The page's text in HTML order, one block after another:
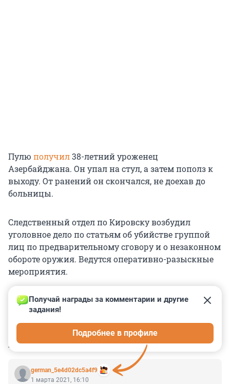
Пулю получил38-летний уроженец
Азербайджана. Он упал на стул, а затем пополз к
выходу. От ранений он скончался, не доехав до
больницы.
Следственный отдел по Кировску возбудил
уголовное дело по статьям об убийстве группой
лиц по предварительному сговору и о незаконном
обороте оружия. Ведутся оперативно-разыскные
мероприятия.
КОММЕНТАРИИ 40
german_5e4d02dc5a4f9
Получай награды за комментарии и другие
задания!
Подробнее в профиле
1 марта 2021, 16:10